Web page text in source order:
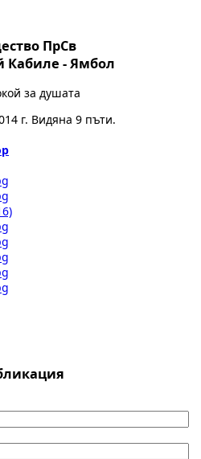
ПрСв
Кабиле - Ямбол
за душата
г. Видяна 9 пъти.